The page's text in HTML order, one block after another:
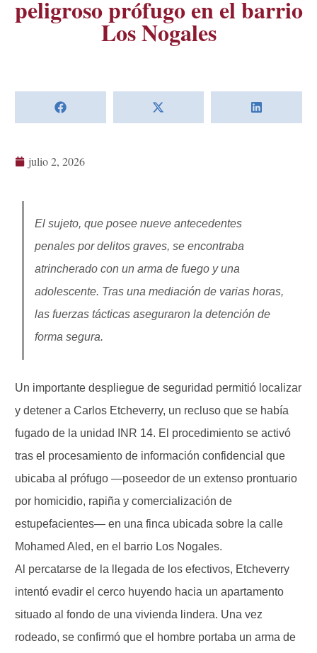
peligroso prófugo en el barrio
Los Nogales
julio 2, 2026
El sujeto, que posee nueve antecedentes
penales por delitos graves, se encontraba
atrincherado con un arma de fuego y una
adolescente. Tras una mediación de varias horas,
las fuerzas tácticas aseguraron la detención de
forma segura.
Un importante despliegue de seguridad permitió localizar
y detener a Carlos Etcheverry, un recluso que se había
fugado de la unidad INR 14. El procedimiento se activó
tras el procesamiento de información confidencial que
ubicaba al prófugo —poseedor de un extenso prontuario
por homicidio, rapiña y comercialización de
estupefacientes— en una finca ubicada sobre la calle
Mohamed Aled, en el barrio Los Nogales.
Al percatarse de la llegada de los efectivos, Etcheverry
intentó evadir el cerco huyendo hacia un apartamento
situado al fondo de una vivienda lindera. Una vez
rodeado, se confirmó que el hombre portaba un arma de